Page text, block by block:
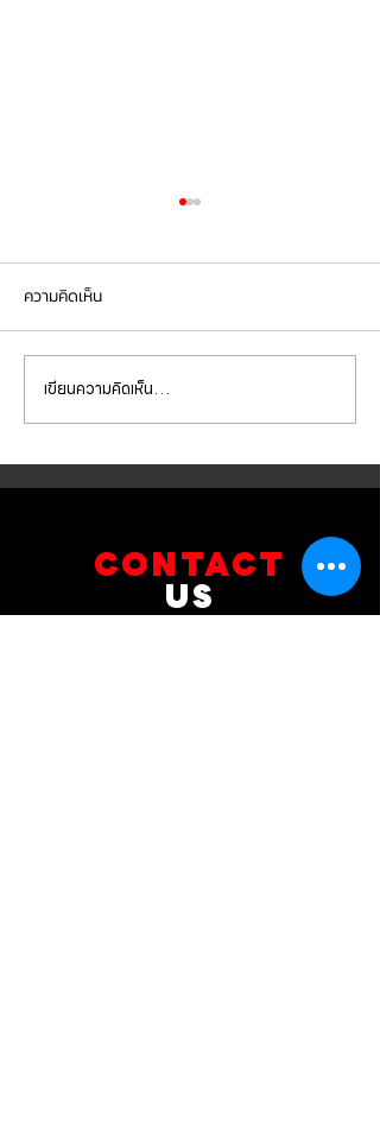
BMW G30 520d เข้ารับการ
เปลี่ยนถ่ายน้ำมัน
เครื่องVOLTRONIC 5W40
และไส้กรองต่างๆ
ความคิดเห็น
เขียนความคิดเห็น…
CONTACT
US